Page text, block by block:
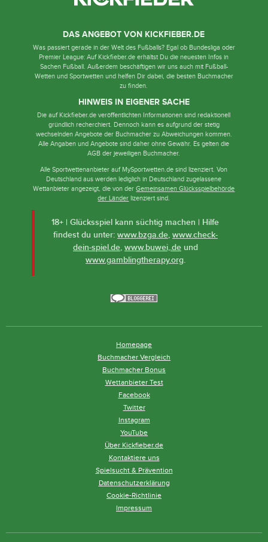
DAS ANGEBOT VON KICKFIEBER.DE
Was passiert gerade in der Welt des Fußballs? Egal ob Bundesliga oder
Premier League: Auf Kickfieber.de erhältst Du die neuesten Infos in
Sachen Fußball. Außerdem beschäftigen wir uns auch mit Fußball-
Wetten und Sportwetten und helfen Dir dabei, die besten Buchmacher
zu finden.
HINWEIS IN EIGENER SACHE
Die auf Kickfieber.de veröffentlichten Informationen sind redaktionell
gründlich recherchiert. Dennoch kann es aufgrund der stetig
wechselnden Angebote der Buchmacher zu Abweichungen kommen.
Alle Angaben und Angebote sind daher ohne Gewähr. Es gelten die
AGB der jeweiligen Buchmacher.
Alle Sportwettenanbieter auf MySportwetten.de sind lizenziert. Von
Deutschland aus werden lediglich in Deutschland zugelassene
Wettanbieter angezeigt, die von derGemeinsamen Glücksspielbehörde
der Länder lizenziert sind.
18+ | Glücksspiel kann süchtig machen | Hilfe
findest du unter: www.bzga.de, www.check-
dein-spiel.de, www.buwei,.deund
www.gamblingtherapy.org.
Homepage
Buchmacher Vergleich
Buchmacher Bonus
Wettanbieter Test
Facebook
Twitter
Instagram
YouTube
Über Kickfieber.de
Kontaktiere uns
Spielsucht & Prävention
Datenschutzerklärung
Cookie-Richtlinie
Impressum